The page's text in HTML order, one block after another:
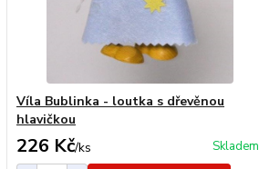
Víla Bublinka - loutka s dřevěnou
hlavičkou
226 Kč/ks Skladem